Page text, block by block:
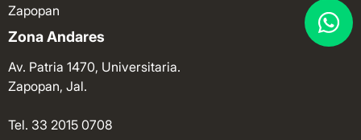
Zapopan
Zona Andares
Av. Patria 1470, Universitaria.
Zapopan, Jal.
Tel. 33 2015 0708